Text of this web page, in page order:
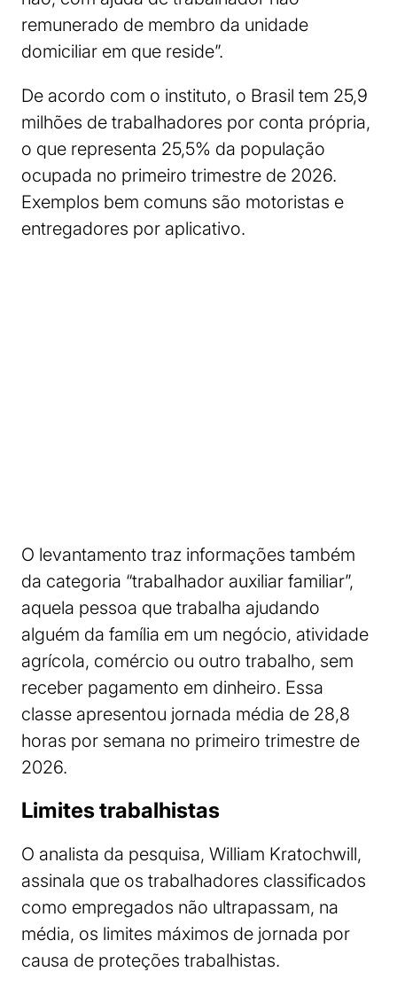
remunerado de membro da unidade
domiciliar em que reside”.
De acordo com o instituto, o Brasil tem 25,9
milhões de trabalhadores por conta própria,
o que representa 25,5% da população
ocupada no primeiro trimestre de 2026.
Exemplos bem comuns são motoristas e
entregadores por aplicativo.
O levantamento traz informações também
da categoria “trabalhador auxiliar familiar”,
aquela pessoa que trabalha ajudando
alguém da família em um negócio, atividade
agrícola, comércio ou outro trabalho, sem
receber pagamento em dinheiro. Essa
classe apresentou jornada média de 28,8
horas por semana no primeiro trimestre de
2026.
Limites trabalhistas
O analista da pesquisa, William Kratochwill,
assinala que os trabalhadores classificados
como empregados não ultrapassam, na
média, os limites máximos de jornada por
causa de proteções trabalhistas.